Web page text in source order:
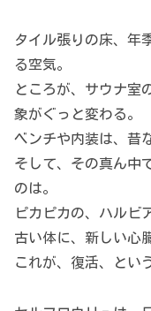
タイル張りの床、年
る空気。
ところが、サウナ室
象がぐっと変わる。
ベンチや内装は、昔
そして、その真ん中
のは。
ピカピカの、ハルビ
古い体に、新しい心
これが、復活、とい